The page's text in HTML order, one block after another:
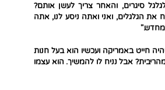
סיגרים, והאחר צריך לעשן אותם?
הגלגלים, ואני ואתה ניסע לנו, אתה
מחדש."
חייט באמריקה ועכשיו הוא בעל חנות
אבל נניח לו להמשיך. הוא עצמו